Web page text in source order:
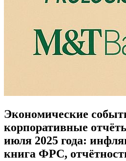
Экономические
корпоративные
июля 2025 года:
книга ФРС,